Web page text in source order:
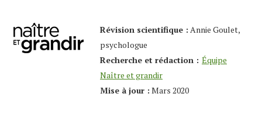
Révision scientifique : Annie Goulet,
psychologue
Recherche et rédaction : Équipe
Naître et grandir
Mise à jour : Mars 2020